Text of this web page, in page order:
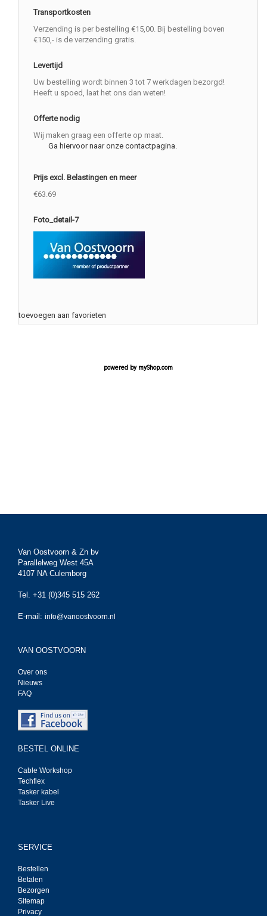
Transportkosten
Verzending is per bestelling €15,00. Bij bestelling boven
€150,- is de verzending gratis.
Levertijd
Uw bestelling wordt binnen 3 tot 7 werkdagen bezorgd!
Heeft u spoed, laat het ons dan weten!
Offerte nodig
Wij maken graag een offerte op maat.
Ga hiervoor naar onze contactpagina.
Prijs excl. Belastingen en meer
€63.69
Foto_detail-7
toevoegen aan favorieten
powered by myShop.com
Van Oostvoorn & Zn bv
Parallelweg West 45A
4107 NA Culemborg
Tel. +31 (0)345 515 262
E-mail: info@vanoostvoorn.nl
VAN OOSTVOORN
Over ons
Nieuws
FAQ
BESTEL ONLINE
Cable Workshop
Techflex
Tasker kabel
Tasker Live
SERVICE
Bestellen
Betalen
Bezorgen
Sitemap
Privacy